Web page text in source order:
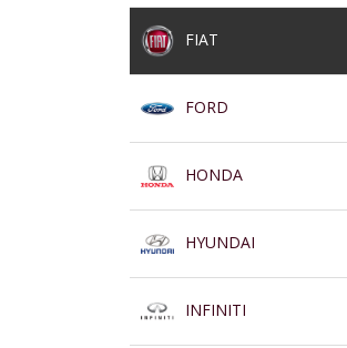
FIAT
FORD
HONDA
HYUNDAI
INFINITI